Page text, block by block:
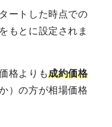
ートした時点での
もとに設定されま
格よりも成約価格
）の方が相場価格